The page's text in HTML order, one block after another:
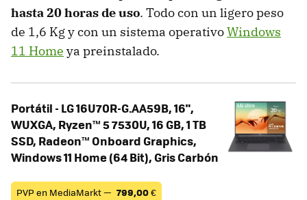
hasta 20 horas de uso. Todo con un ligero peso
de 1,6 Kg y con un sistema operativoWindows
11 Home ya preinstalado.
Portátil - LG 16U70R-G.AA59B, 16",
WUXGA, Ryzen™ 5 7530U, 16 GB, 1 TB
SSD, Radeon™ Onboard Graphics,
Windows 11 Home (64 Bit), Gris Carbón
PVP en MediaMarkt — 799,00€